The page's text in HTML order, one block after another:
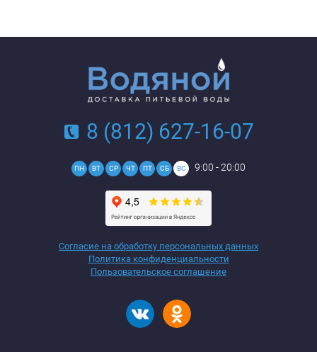
8 (812) 627-16-07
ПН ВТ СР ЧТ ПТ СБ ВС 9:00 - 20:00
Согласие на обработку персональных данных
Политика конфиденциальности
Пользовательское соглашение